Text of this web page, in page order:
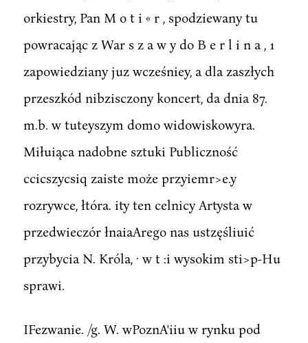
orkiestry, Pan M o t i « r , spodziewany tu
powracając z War s z a w y do B e r l i n a , 1
zapowiedziany juz wcześniey, a dla zaszłych
przeszkód nibzisczony koncert, da dnia 87.
m.b. w tuteyszym domo widowiskowyra.
Miłuiąca nadobne sztuki Publiczność
ccicszycsiq zaiste może przyiemr>e.y
rozrywce, łtóra. ity ten celnicy Artysta w
przedwieczór łnaiaArego nas ustzęśliuić
przybycia N. Króla, · w t :i wysokim sti>p-Hu
sprawi.
IFezwanie. /g. W. wPoznA'iiu w rynku pod